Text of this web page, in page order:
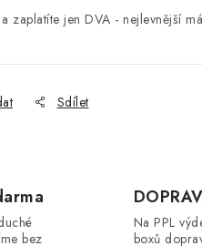
zaplatíte jen DVA - nejlevnější
Sdílet
bez
Na PPL
boxů